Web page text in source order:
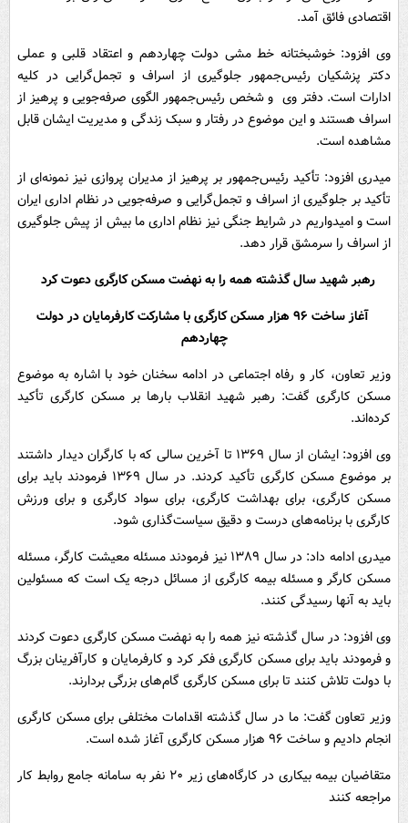
اقتصادی فائق آمد.
وی افزود: خوشبختانه خط مشی دولت چهاردهم و اعتقاد قلبی و عملی
دکتر پزشکیان رئیس‌جمهور جلوگیری از اسراف و تجمل‌گرایی در کلیه
ادارات است. دفتر وی و شخص رئیس‌جمهور الگوی صرفه‌جویی و پرهیز از
اسراف هستند و این موضوع در رفتار و سبک زندگی و مدیریت ایشان قابل
مشاهده است.
میدری افزود: تأکید رئیس‌جمهور بر پرهیز از مدیران پروازی نیز نمونه‌ای از
تأکید بر جلوگیری از اسراف و تجمل‌گرایی و صرفه‌جویی در نظام اداری ایران
است و امیدواریم در شرایط جنگی نیز نظام اداری ما بیش از پیش جلوگیری
از اسراف را سرمشق قرار دهد.
رهبر شهید سال گذشته همه را به نهضت مسکن کارگری دعوت کرد
آغاز ساخت ۹۶ هزار مسکن کارگری با مشارکت کارفرمایان در دولت
چهاردهم
وزیر تعاون، کار و رفاه اجتماعی در ادامه سخنان خود با اشاره به موضوع
مسکن کارگری گفت: رهبر شهید انقلاب بارها بر مسکن کارگری تأکید
کرده‌اند.
وی افزود: ایشان از سال ۱۳۶۹ تا آخرین سالی که با کارگران دیدار داشتند
بر موضوع مسکن کارگری تأکید کردند. در سال ۱۳۶۹ فرمودند باید برای
مسکن کارگری، برای بهداشت کارگری، برای سواد کارگری و برای ورزش
کارگری با برنامه‌های درست و دقیق سیاست‌گذاری شود.
میدری ادامه داد: در سال ۱۳۸۹ نیز فرمودند مسئله معیشت کارگر، مسئله
مسکن کارگر و مسئله بیمه کارگری از مسائل درجه یک است که مسئولین
باید به آنها رسیدگی کنند.
وی افزود: در سال گذشته نیز همه را به نهضت مسکن کارگری دعوت کردند
و فرمودند باید برای مسکن کارگری فکر کرد و کارفرمایان و کارآفرینان بزرگ
با دولت تلاش کنند تا برای مسکن کارگری گام‌های بزرگی بردارند.
وزیر تعاون گفت: ما در سال گذشته اقدامات مختلفی برای مسکن کارگری
انجام دادیم و ساخت ۹۶ هزار مسکن کارگری آغاز شده است.
متقاضیان بیمه بیکاری در کارگاه‌های زیر ۲۰ نفر به سامانه جامع روابط کار
مراجعه کنند